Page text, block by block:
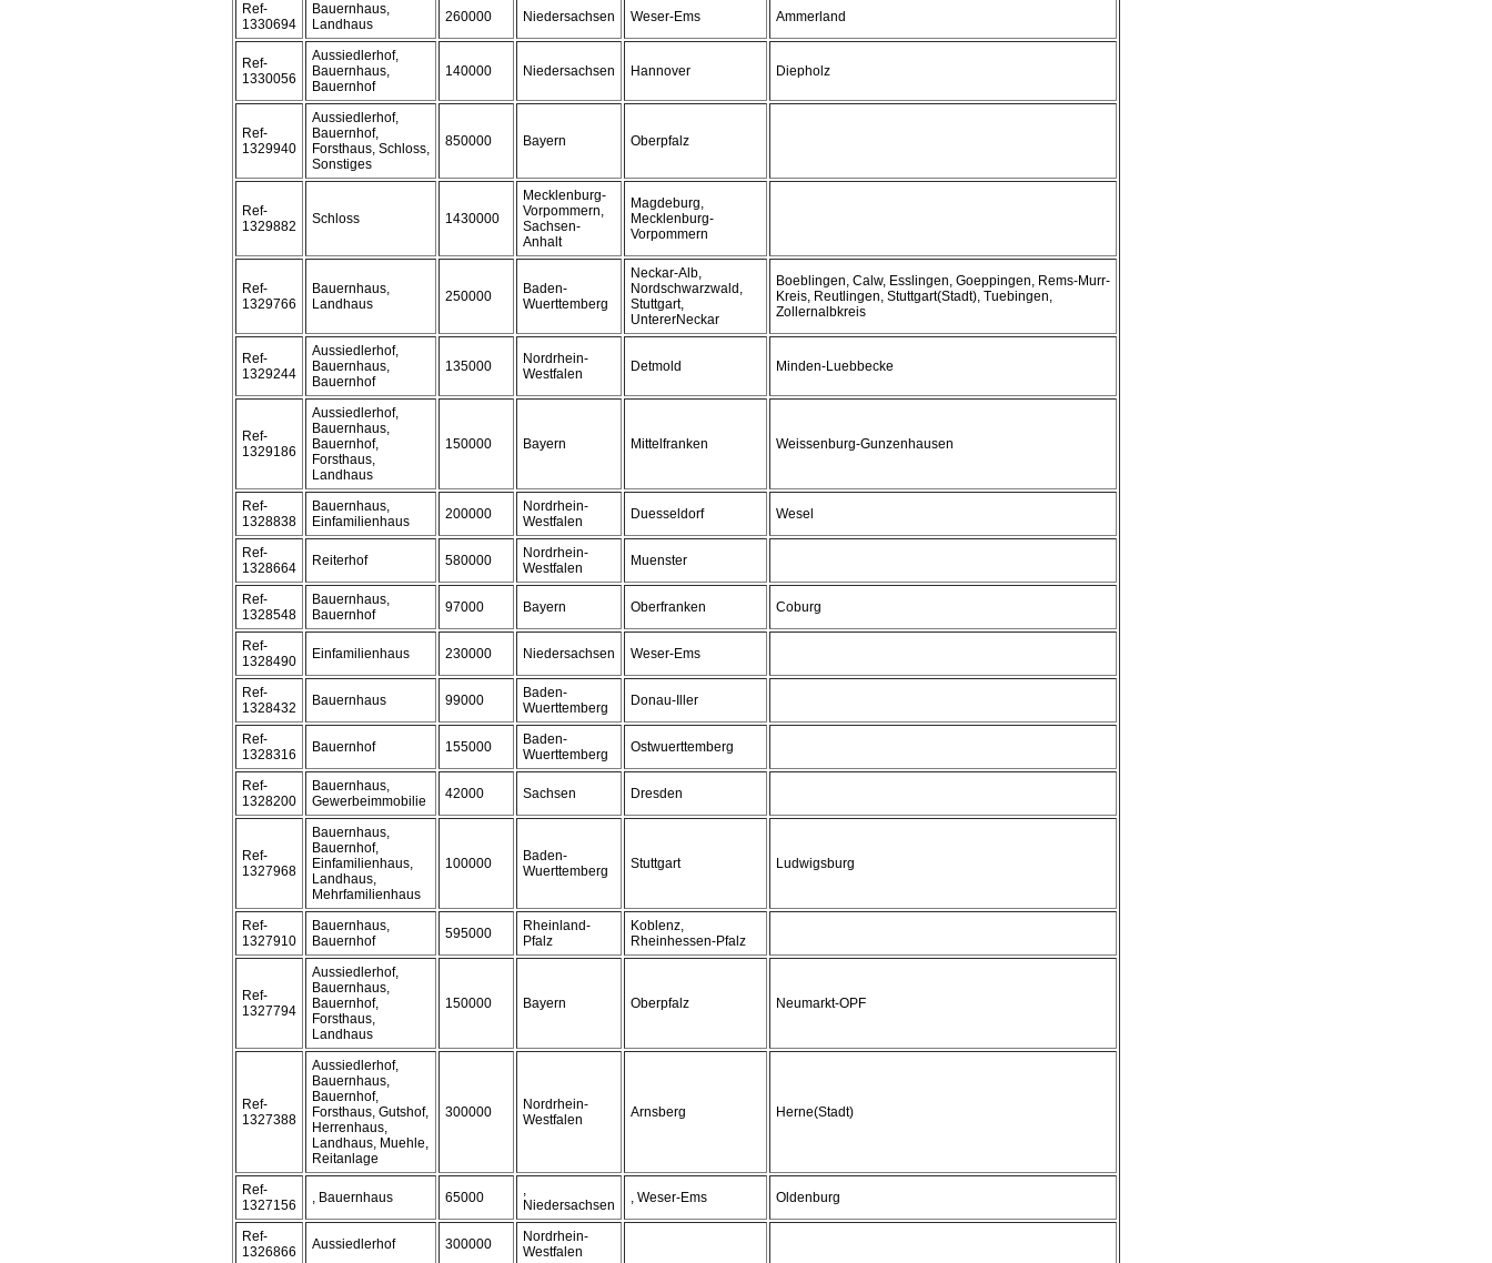
Ref-
1330694
Bauernhaus,
Landhaus
260000 Niedersachsen Weser-Ems Ammerland
Ref-
1330056
Aussiedlerhof,
Bauernhaus,
Bauernhof
140000 Niedersachsen Hannover Diepholz
Ref-
1329940
Aussiedlerhof,
Bauernhof,
Forsthaus, Schloss,
Sonstiges
850000 Bayern Oberpfalz
Ref-
1329882
Schloss 1430000
Mecklenburg-
Vorpommern,
Sachsen-
Anhalt
Magdeburg,
Mecklenburg-
Vorpommern
Ref-
1329766
Bauernhaus,
Landhaus
250000
Baden-
Wuerttemberg
Neckar-Alb,
Nordschwarzwald,
Stuttgart,
UntererNeckar
Boeblingen, Calw, Esslingen, Goeppingen, Rems-Murr-
Kreis, Reutlingen, Stuttgart(Stadt), Tuebingen,
Zollernalbkreis
Ref-
1329244
Aussiedlerhof,
Bauernhaus,
Bauernhof
135000
Nordrhein-
Westfalen
Detmold Minden-Luebbecke
Ref-
1329186
Aussiedlerhof,
Bauernhaus,
Bauernhof,
Forsthaus,
Landhaus
150000 Bayern Mittelfranken Weissenburg-Gunzenhausen
Ref-
1328838
Bauernhaus,
Einfamilienhaus
200000
Nordrhein-
Westfalen
Duesseldorf Wesel
Ref-
1328664
Reiterhof 580000
Nordrhein-
Westfalen
Muenster
Ref-
1328548
Bauernhaus,
Bauernhof
97000 Bayern Oberfranken Coburg
Ref-
1328490
Einfamilienhaus 230000 Niedersachsen Weser-Ems
Ref-
1328432
Bauernhaus 99000
Baden-
Wuerttemberg
Donau-Iller
Ref-
1328316
Bauernhof 155000
Baden-
Wuerttemberg
Ostwuerttemberg
Ref-
1328200
Bauernhaus,
Gewerbeimmobilie
42000 Sachsen Dresden
Ref-
1327968
Bauernhaus,
Bauernhof,
Einfamilienhaus,
Landhaus,
Mehrfamilienhaus
100000
Baden-
Wuerttemberg
Stuttgart Ludwigsburg
Ref-
1327910
Bauernhaus,
Bauernhof
595000
Rheinland-
Pfalz
Koblenz,
Rheinhessen-Pfalz
Ref-
1327794
Aussiedlerhof,
Bauernhaus,
Bauernhof,
Forsthaus,
Landhaus
150000 Bayern Oberpfalz Neumarkt-OPF
Ref-
1327388
Aussiedlerhof,
Bauernhaus,
Bauernhof,
Forsthaus, Gutshof,
Herrenhaus,
Landhaus, Muehle,
Reitanlage
300000
Nordrhein-
Westfalen
Arnsberg Herne(Stadt)
Ref-
1327156
, Bauernhaus 65000
,
Niedersachsen
, Weser-Ems Oldenburg
Ref-
1326866
Aussiedlerhof 300000
Nordrhein-
Westfalen